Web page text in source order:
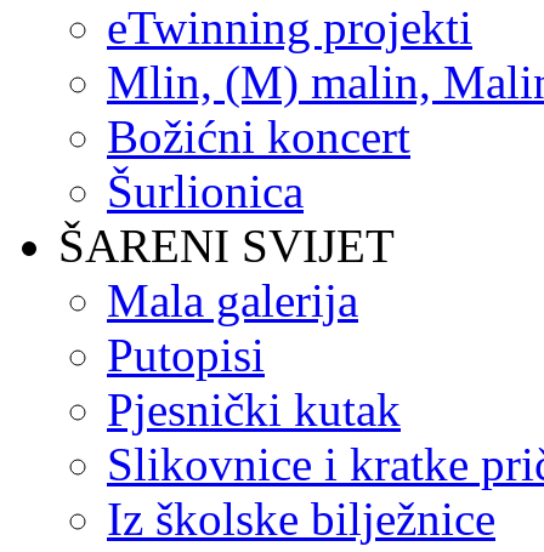
eTwinning projekti
Mlin, (M) malin,
Božićni koncert
Šurlionica
ŠARENI SVIJET
Mala galerija
Putopisi
Pjesnički kutak
Slikovnice i kratke
Iz školske bilježnice